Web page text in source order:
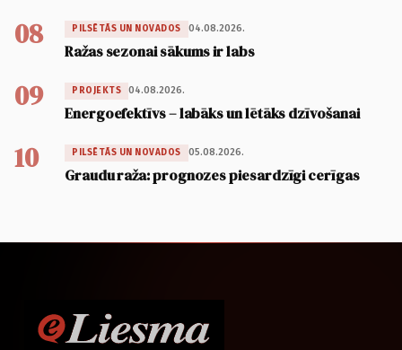
08 PILSĒTĀS UN NOVADOS 04.08.2026.
Ražas sezonai sākums ir labs
09 PROJEKTS 04.08.2026.
Energoefektīvs – labāks un lētāks dzīvošanai
10 PILSĒTĀS UN NOVADOS 05.08.2026.
Graudu raža: prognozes piesardzīgi cerīgas